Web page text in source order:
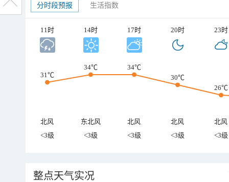
分时段预报 生活指数
11时 14时 17时 20时 23时
31℃
34℃
34℃
30℃
26℃
北风 东北风 北风 北风
北风
<3级
<3级 <3级 <3级 <3级
整点天气实况